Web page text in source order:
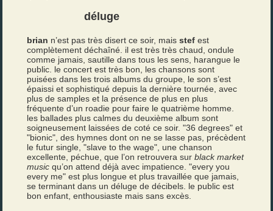
déluge
brian n’est pas très disert ce soir, maisstef est
complètement déchaîné. il est très très chaud, ondule
comme jamais, sautille dans tous les sens, harangue le
public. le concert est très bon, les chansons sont
puisées dans les trois albums du groupe, le son s’est
épaissi et sophistiqué depuis la dernière tournée, avec
plus de samples et la présence de plus en plus
fréquente d’un roadie pour faire le quatrième homme.
les ballades plus calmes du deuxième album sont
soigneusement laissées de coté ce soir. "36 degrees" et
"bionic", des hymnes dont on ne se lasse pas, précèdent
le futur single, "slave to the wage", une chanson
excellente, péchue, que l’on retrouvera surblack market
music qu’on attend déjà avec impatience. "every you
every me" est plus longue et plus travaillée que jamais,
se terminant dans un déluge de décibels. le public est
bon enfant, enthousiaste mais sans excès.